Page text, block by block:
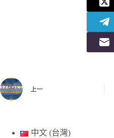
上一
中文 (台灣)